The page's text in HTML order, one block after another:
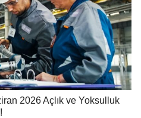
2026 Açlık ve Yoksulluk